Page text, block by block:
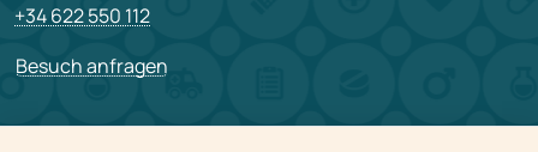
+34 622 550 112
Besuch anfragen